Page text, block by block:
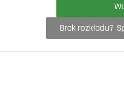
Brak rozkładu?